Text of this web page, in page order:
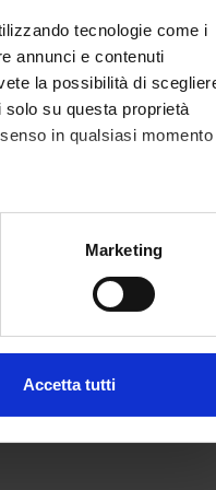
tecnologie come i
annunci e contenuti
la possibilità di
su questa proprietà
in qualsiasi momento
metro,Marketing
Accetta tutti
e di